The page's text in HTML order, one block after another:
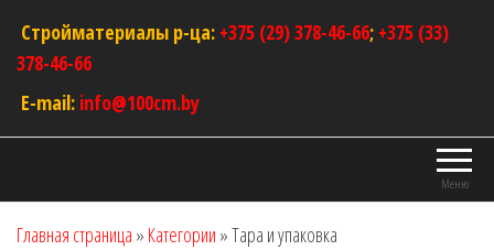
Стройматериалы р-ца: +375 (29) 378-46-66; +375 (33)
378-46-66
E-mail: info@100cm.by
Меню
Главная страница » Категории »Тара и упаковка